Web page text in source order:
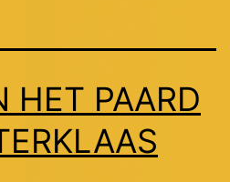
HET PAARD